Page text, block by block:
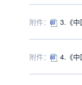
附件： 3.《中
附件： 4.《中